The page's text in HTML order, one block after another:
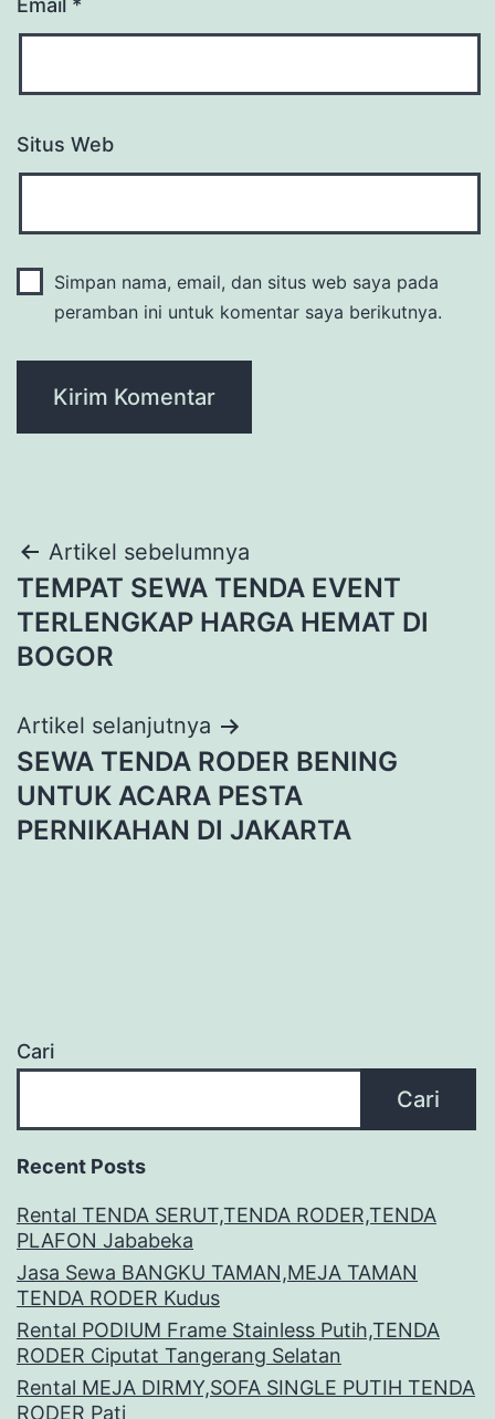
Email *
Situs Web
Simpan nama, email, dan situs web saya pada
peramban ini untuk komentar saya berikutnya.
Navigasi
pos
Artikel sebelumnya
TEMPAT SEWA TENDA EVENT
TERLENGKAP HARGA HEMAT DI
BOGOR
Artikel selanjutnya
SEWA TENDA RODER BENING
UNTUK ACARA PESTA
PERNIKAHAN DI JAKARTA
Cari
Cari
Recent Posts
Rental TENDA SERUT,TENDA RODER,TENDA
PLAFON Jababeka
Jasa Sewa BANGKU TAMAN,MEJA TAMAN
TENDA RODER Kudus
Rental PODIUM Frame Stainless Putih,TENDA
RODER Ciputat Tangerang Selatan
Rental MEJA DIRMY,SOFA SINGLE PUTIH TENDA
RODER Pati